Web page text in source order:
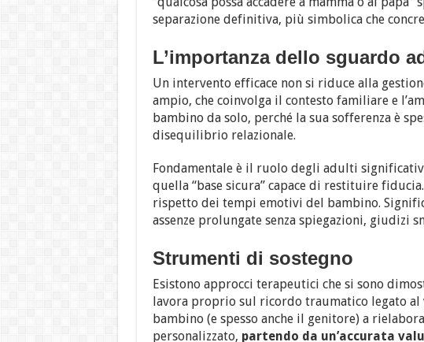
separazione definitiva, più simbolica che
L’importanza dello sguardo
Un intervento efficace non si riduce alla
ampio, che coinvolga il contesto familiare e
bambino da solo, perché la sua sofferenza è
disequilibrio relazionale.
Fondamentale è il ruolo degli adulti
quella “base sicura” capace di restituire
rispetto dei tempi emotivi del bambino.
assenze prolungate senza spiegazioni, giudizi
Strumenti di sostegno
Esistono approcci terapeutici che si sono
lavora proprio sul ricordo traumatico legato al
bambino (e spesso anche il genitore) a
personalizzato, partendo da un’accurata